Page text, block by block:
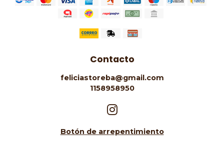
Contacto
feliciastoreba@gmail.com
1158958950
Botón de arrepentimiento